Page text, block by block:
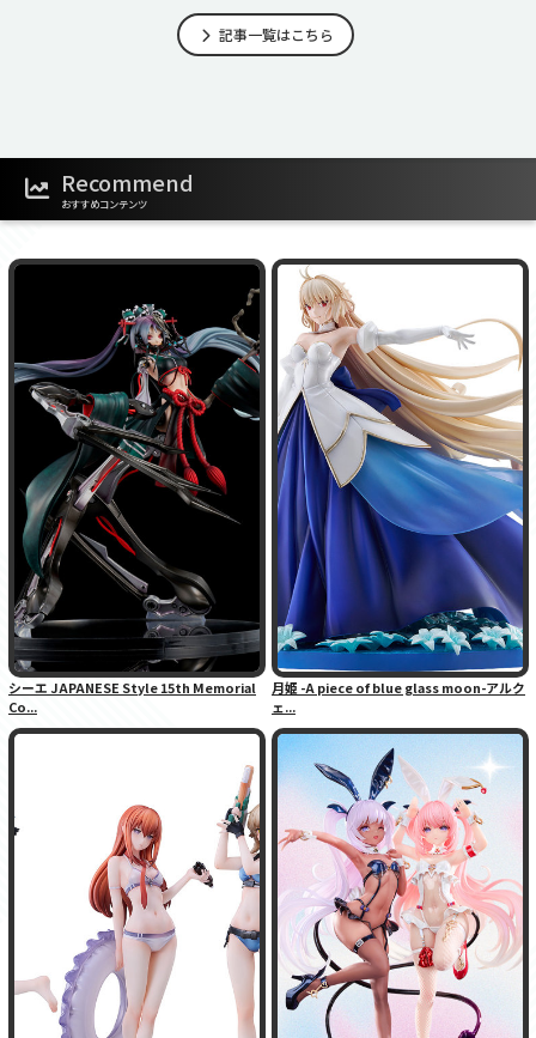
記事一覧はこちら
Recommend
おすすめコンテンツ
シーエ JAPANESE Style 15th Memorial
Co...
月姫 -A piece of blue glass moon-アルク
ェ...